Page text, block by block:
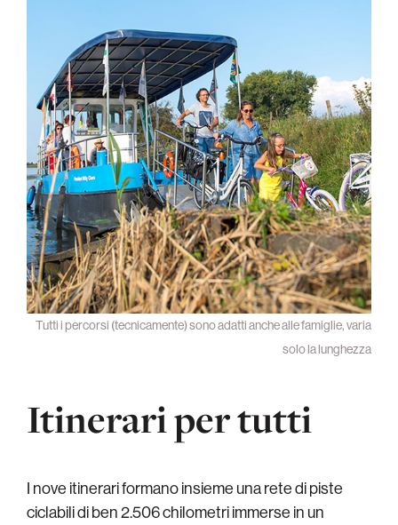
Tutti i percorsi (tecnicamente) sono adatti anche alle famiglie, varia
solo la lunghezza
Itinerari per tutti
I nove itinerari formano insieme una rete di piste
ciclabili di ben 2.506 chilometri immerse in un